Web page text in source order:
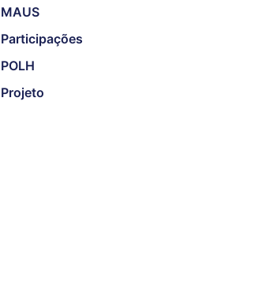
MAUS
Participações
POLH
Projeto